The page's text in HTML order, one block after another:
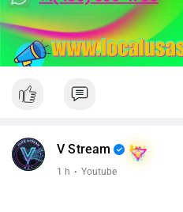
V Stream
1 h · Youtube